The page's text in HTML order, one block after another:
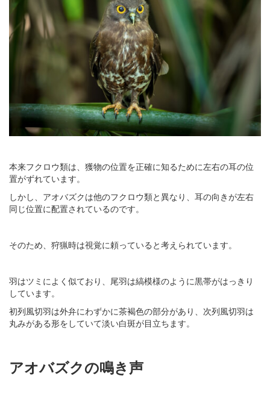
本来フクロウ類は、獲物の位置を正確に知るために左右の耳の位
置がずれています。
しかし、アオバズクは他のフクロウ類と異なり、耳の向きが左右
同じ位置に配置されているのです。
そのため、狩猟時は視覚に頼っていると考えられています。
羽はツミによく似ており、尾羽は縞模様のように黒帯がはっきり
しています。
初列風切羽は外弁にわずかに茶褐色の部分があり、次列風切羽は
丸みがある形をしていて淡い白斑が目立ちます。
アオバズクの鳴き声